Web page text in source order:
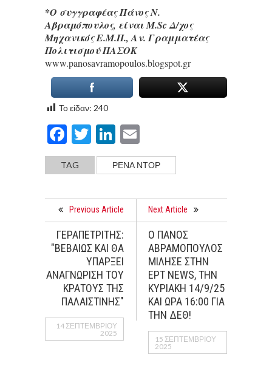
*Ο συγγραφέας Πάνος Ν.
Αβραμόπουλος, είναι M.Sc Δ/χος
Μηχανικός Ε.Μ.Π., Αν. Γραμματέας
Πολιτισμού ΠΑΣΟΚ
www.panosavramopoulos.blogspot.gr
Το είδαν: 240
Facebook
TwitterLinkedIn
TAG ΡΕΝΑ ΝΤΟΡ
Previous Article
ΓΕΡΑΠΕΤΡΙΤΗΣ:
"ΒΕΒΑΙΩΣ ΚΑΙ ΘΑ
ΥΠΑΡΞΕΙ
ΑΝΑΓΝΩΡΙΣΗ ΤΟΥ
ΚΡΑΤΟΥΣ ΤΗΣ
ΠΑΛΑΙΣΤΙΝΗΣ"
14 ΣΕΠΤΕΜΒΡΊΟΥ
2025
Next Article
Ο ΠΑΝΟΣ
ΑΒΡΑΜΟΠΟΥΛΟΣ
ΜΙΛΗΣΕ ΣΤΗΝ
ΕΡΤ NEWS, ΤΗΝ
ΚΥΡΙΑΚΗ 14/9/25
ΚΑΙ ΩΡΑ 16:00 ΓΙΑ
ΤΗΝ ΔΕΘ!
15 ΣΕΠΤΕΜΒΡΊΟΥ
2025